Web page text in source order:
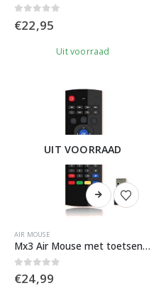
0out of 5
€22,95
Uit voorraad
UIT VOORRAAD
AIR MOUSE
Mx3 Air Mouse met toetsenbord en Spraakrecorder
0out of 5
€24,99